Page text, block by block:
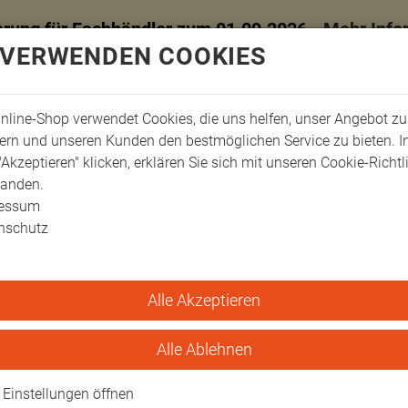
für Fachhändler zum 01.09.2026 -Mehr
Bezüge für Beinschienen Kunstleder Bezüge Kunstlederbezug zu
Art. 11532800-01
Anwendungen
COOKIES
Shop verwendet Cookies, die uns helfen, unser Angebot zu
und unseren Kunden den bestmöglichen Service zu bieten.
klicken, erklären Sie sich mit unseren Cookie-
Alle Akzeptieren
Alle Ablehnen
Einstellungen öffnen